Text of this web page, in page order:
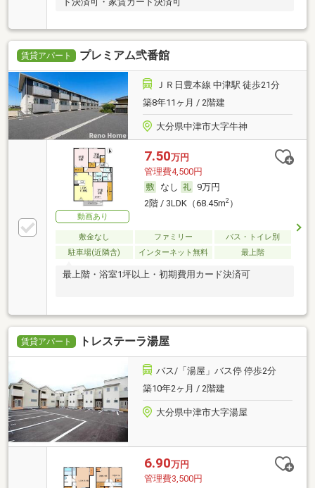
賃貸アパート プレミアム弐番館
ＪＲ日豊本線 中津駅 徒歩21分
築8年11ヶ月 / 2階建
大分県中津市大字牛神
動画あり
7.50万円
管理費4,500円
なし
9万円
2階 / 3LDK（68.45m2）
敷金なし ファミリー
バス・トイレ別
駐車場(近隣含)
インターネット無料 最上階
最上階・浴室1坪以上・初期費用カード決済可
賃貸アパート トレステーラ湯屋
バス/「湯屋」バス停 停歩2分
築10年2ヶ月 / 2階建
大分県中津市大字湯屋
6.90万円
管理費3,500円